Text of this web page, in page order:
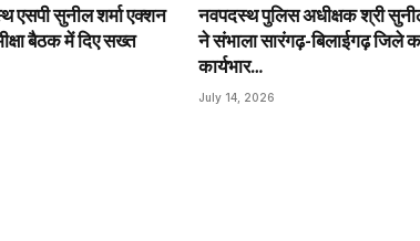
एसपी सुनील शर्मा एक्शन
बैठक में दिए सख्त
नवपदस्थ पुलिस अधीक्षक श्री
ने संभाला सारंगढ़-बिलाईगढ़ जिले
कार्यभार…
July 14, 2026